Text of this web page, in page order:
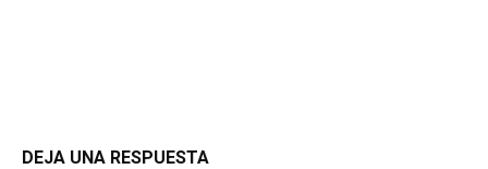
DEJA UNA RESPUESTA